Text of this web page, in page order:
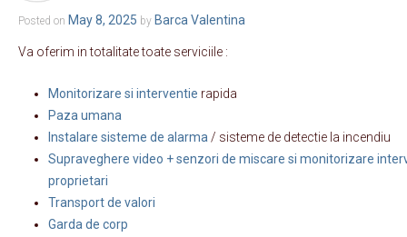
Posted on May 8, 2025 by Barca Valentina
Va oferim in totalitate toate serviciile :
Monitorizare si interventie rapida
Paza umana
Instalare sisteme de alarma/ sisteme de detectie la incendiu
Supraveghere video + senzori de miscare si monitorizare
proprietari
Transport de valori
Garda de corp